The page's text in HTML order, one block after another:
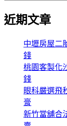
近期文章
中壢房屋二
錢
桃園客製化
錢
眼科嚴選飛
膏
新竹當舖合